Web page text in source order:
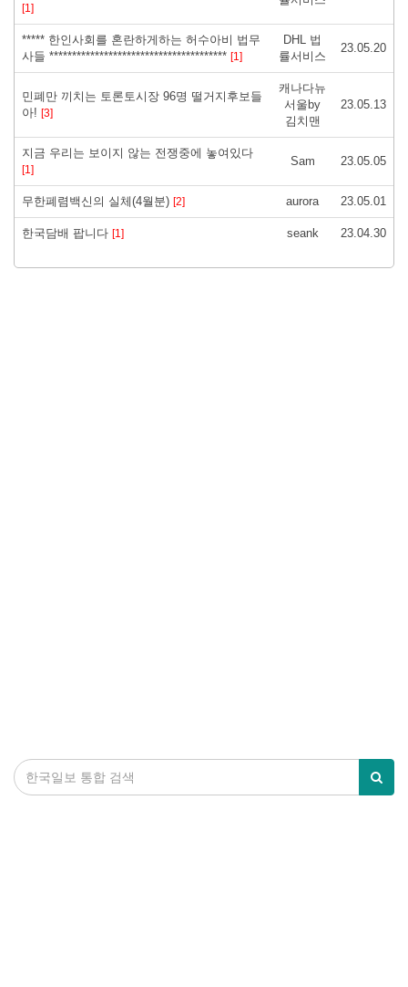
[1]
***** 한인사회를 혼란하게하는 허수아비 법무
사들 *************************************** [1]
DHL 법
률서비스
23.05.20
민폐만 끼치는 토론토시장 96명 떨거지후보들
아! [3]
캐나다뉴
서울by
김치맨
23.05.13
지금 우리는 보이지 않는 전쟁중에 놓여있다
[1]
Sam 23.05.05
무한폐렴백신의 실체(4월분) [2] aurora 23.05.01
한국담배 팝니다 [1] seank 23.04.30